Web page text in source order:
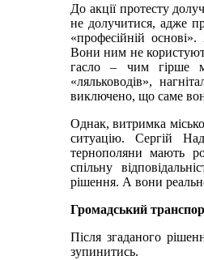
До акції протесту
не долучитися, адже
«професійній
Вони ним не
гасло – чим гірше
«ляльководів»,
виключено, що саме
Однак, витримка
ситуацію. Сергій
тернополяни мають
спільну
рішення. А вони
Громадський
Після згаданого
зупинитись.